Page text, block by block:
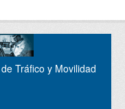
Tráfico y Movilidad